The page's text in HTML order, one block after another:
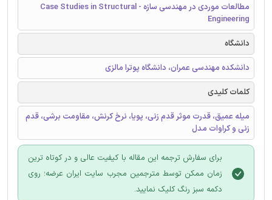
مطالعات موردی در مهندسی سازه - Case Studies in Structural
Engineering
دانشگاه
دانشکده مهندسی عمران، دانشگاه پوترا مالزی
کلمات کلیدی
میله عمیق، قدرت موثر قدم زنی، پویا، نرخ کرنش، مقاومت برشی، قدم
زنی و کراوات مدل
برای سفارش ترجمه این مقاله با کیفیت عالی و در کوتاه ترین
زمان ممکن توسط مترجمین مجرب سایت ایران عرضه؛ روی
دکمه سبز رنگ کلیک نمایید.